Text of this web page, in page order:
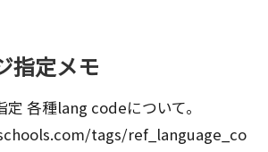
指定メモ
各種lang codeについて。
tags/ref_language_co